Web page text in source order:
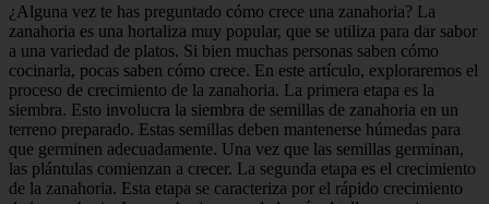
¿Alguna vez te has preguntado cómo crece una zanahoria? La
zanahoria es una hortaliza muy popular, que se utiliza para dar sabor
a una variedad de platos. Si bien muchas personas saben cómo
cocinarla, pocas saben cómo crece. En este artículo, exploraremos el
proceso de crecimiento de la zanahoria. La primera etapa es la
siembra. Esto involucra la siembra de semillas de zanahoria en un
terreno preparado. Estas semillas deben mantenerse húmedas para
que germinen adecuadamente. Una vez que las semillas germinan,
las plántulas comienzan a crecer. La segunda etapa es el crecimiento
de la zanahoria. Esta etapa se caracteriza por el rápido crecimiento